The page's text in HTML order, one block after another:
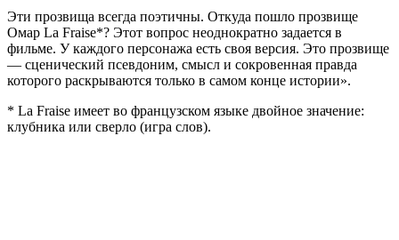
Эти прозвища всегда поэтичны. Откуда пошло прозвище
Омар La Fraise*? Этот вопрос неоднократно задается в
фильме. У каждого персонажа есть своя версия. Это прозвище
— сценический псевдоним, смысл и сокровенная правда
которого раскрываются только в самом конце истории».
* La Fraise имеет во французском языке двойное значение:
клубника или сверло (игра слов).